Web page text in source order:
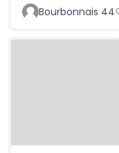
Bourbonnais 44